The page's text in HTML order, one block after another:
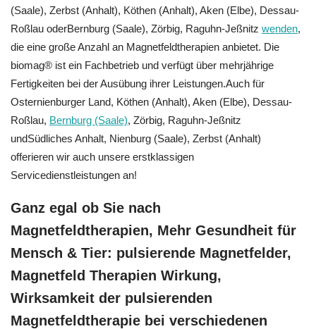
(Saale), Zerbst (Anhalt), Köthen (Anhalt), Aken (Elbe), Dessau-
Roßlau oderBernburg (Saale), Zörbig, Raguhn-Jeßnitz wenden,
die eine große Anzahl an Magnetfeldtherapien anbietet. Die
biomag® ist ein Fachbetrieb und verfügt über mehrjährige
Fertigkeiten bei der Ausübung ihrer Leistungen.Auch für
Osternienburger Land, Köthen (Anhalt), Aken (Elbe), Dessau-
Roßlau, Bernburg (Saale), Zörbig, Raguhn-Jeßnitz
undSüdliches Anhalt, Nienburg (Saale), Zerbst (Anhalt)
offerieren wir auch unsere erstklassigen
Servicedienstleistungen an!
Ganz egal ob Sie nach
Magnetfeldtherapien, Mehr Gesundheit für
Mensch & Tier: pulsierende Magnetfelder,
Magnetfeld Therapien Wirkung,
Wirksamkeit der pulsierenden
Magnetfeldtherapie bei verschiedenen